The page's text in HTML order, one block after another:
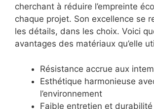
cherchant à réduire l’empreinte
chaque projet. Son excellence se
les détails, dans les choix. Voici
avantages des matériaux qu’elle
Résistance accrue aux
Esthétique harmonieuse
l’environnement
Faible entretien et durabilité